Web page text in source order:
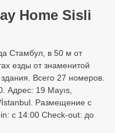
Home Sisli
Стамбул, в 50 м от
езды от знаменитой
Всего 27 номеров.
Адрес: 19 Mayıs,
Размещение с
с 14:00 Check-out: до